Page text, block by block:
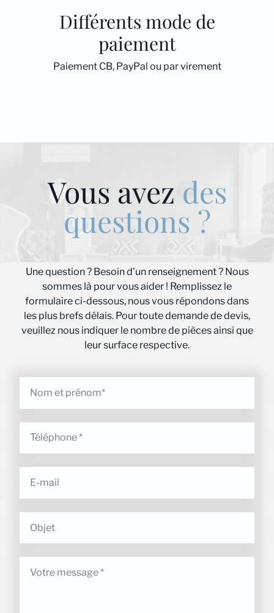
Différents mode de
paiement
Paiement CB, PayPal ou par virement
Vous avez des
questions ?
Une question ? Besoin d’un renseignement ? Nous
sommes là pour vous aider ! Remplissez le
formulaire ci-dessous, nous vous répondons dans
les plus brefs délais. Pour toute demande de devis,
veuillez nous indiquer le nombre de pièces ainsi que
leur surface respective.